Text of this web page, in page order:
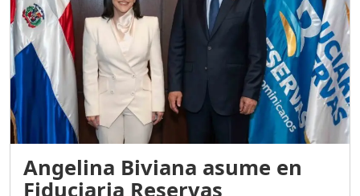
Angelina Biviana asume en
Fiduciaria Reservas